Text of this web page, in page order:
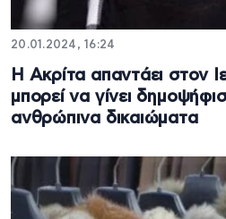
20.01.2024, 16:24
Η Ακρίτα απαντάει στον
μπορεί να γίνει
ανθρώπινα δικαιώματα